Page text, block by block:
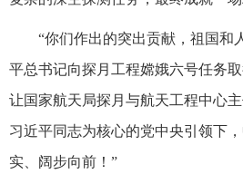
“你们作出的突出贡献，祖国和
平总书记向探月工程嫦娥六号任务
让国家航天局探月与航天工程中心
习近平同志为核心的党中央引领下
实、阔步向前！”